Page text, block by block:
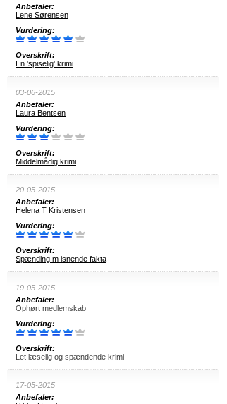
Anbefaler:
Lene Sørensen
Vurdering:
Overskrift:
En 'spiselig' krimi
03-06-2015
Anbefaler:
Laura Bentsen
Vurdering:
Overskrift:
Middelmådig krimi
20-05-2015
Anbefaler:
Helena T Kristensen
Vurdering:
Overskrift:
Spænding m isnende fakta
19-05-2015
Anbefaler:
Ophørt medlemskab
Vurdering:
Overskrift:
Let læselig og spændende krimi
17-05-2015
Anbefaler: